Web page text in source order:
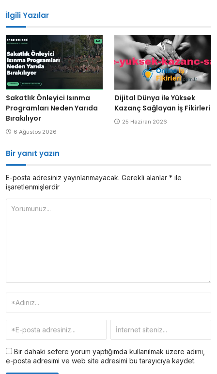
İlgili Yazılar
Sakatlık Önleyici Isınma
Programları Neden Yarıda
Bırakılıyor
6 Ağustos 2026
Dijital Dünya ile Yüksek
Kazanç Sağlayan İş Fikirleri
25 Haziran 2026
Bir yanıt yazın
E-posta adresiniz yayınlanmayacak. Gerekli alanlar * ile
işaretlenmişlerdir
Bir dahaki sefere yorum yaptığımda kullanılmak üzere adımı,
e-posta adresimi ve web site adresimi bu tarayıcıya kaydet.